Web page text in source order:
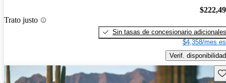
Trato justo
Sin tasas de concesionario adicionales
$4,358/mes
Verif. disponibilidad